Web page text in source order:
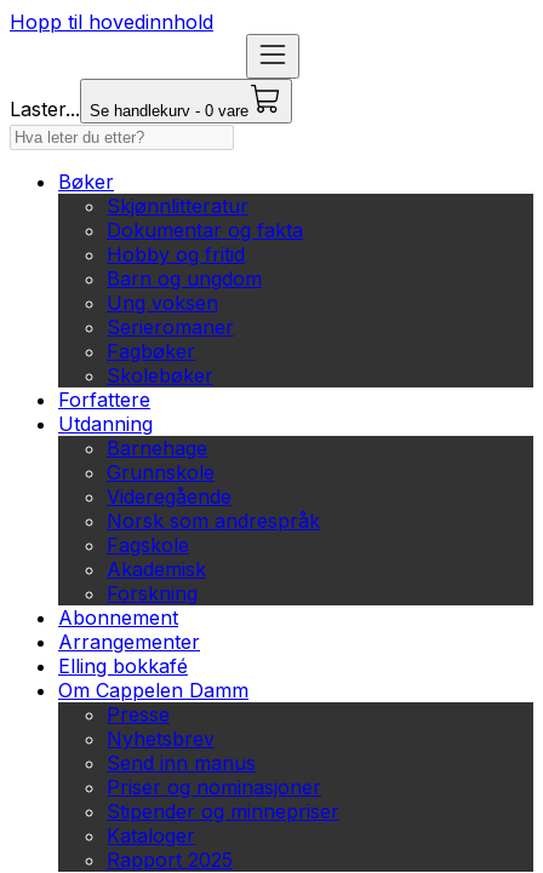
Hopp til hovedinnhold
Laster... Se handlekurv - 0 vare
Bøker
Skjønnlitteratur
Dokumentar og fakta
Hobby og fritid
Barn og ungdom
Ung voksen
Serieromaner
Fagbøker
Skolebøker
Forfattere
Utdanning
Barnehage
Grunnskole
Videregående
Norsk som andrespråk
Fagskole
Akademisk
Forskning
Abonnement
Arrangementer
Elling bokkafé
Om Cappelen Damm
Presse
Nyhetsbrev
Send inn manus
Priser og nominasjoner
Stipender og minnepriser
Kataloger
Rapport 2025